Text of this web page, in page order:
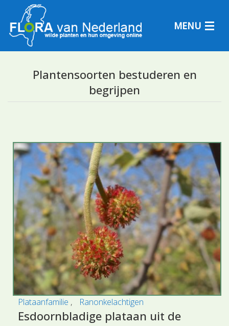
MENU
Determineren
Plantensoorten bestuderen en
begrijpen
Plataanfamilie Ranonkelachtigen
Esdoornbladige plataan uit de